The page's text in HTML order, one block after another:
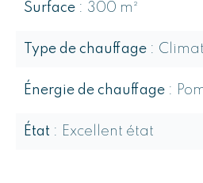
Surface 300 m²
Type de chauffage
Énergie de chauffage
État Excellent état